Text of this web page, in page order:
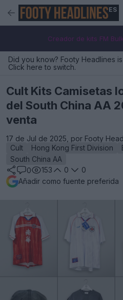
ES
Creador de kits FM Bulk
Did you know? Footy Headlines
Click here to switch.
Cult Kits Camisetas
del South China AA
venta
17 de Jul de 2025, por Footy
Cult
Hong Kong First Division
South China AA
0
153 0
0
Añadir como fuente preferida